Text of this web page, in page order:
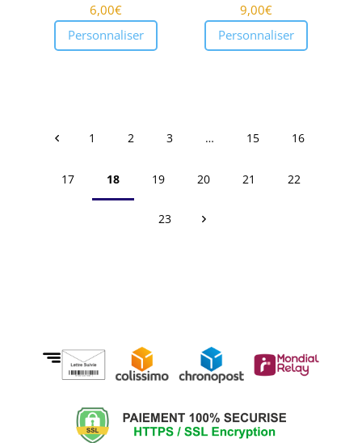
6,00€
Personnaliser
9,00€
Personnaliser
1 2 3 … 15 16
17 18 19 20 21 22
23